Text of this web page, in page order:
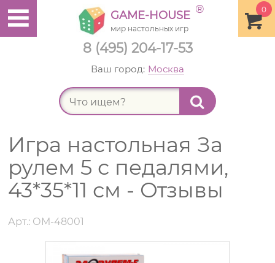
8 (495) 204-17-53
0
GAME-HOUSE ®
мир настольных игр
Ваш город: Москва
Игра настольная За
рулем 5 с педалями,
43*35*11 см - Отзывы
Арт.: ОМ-48001